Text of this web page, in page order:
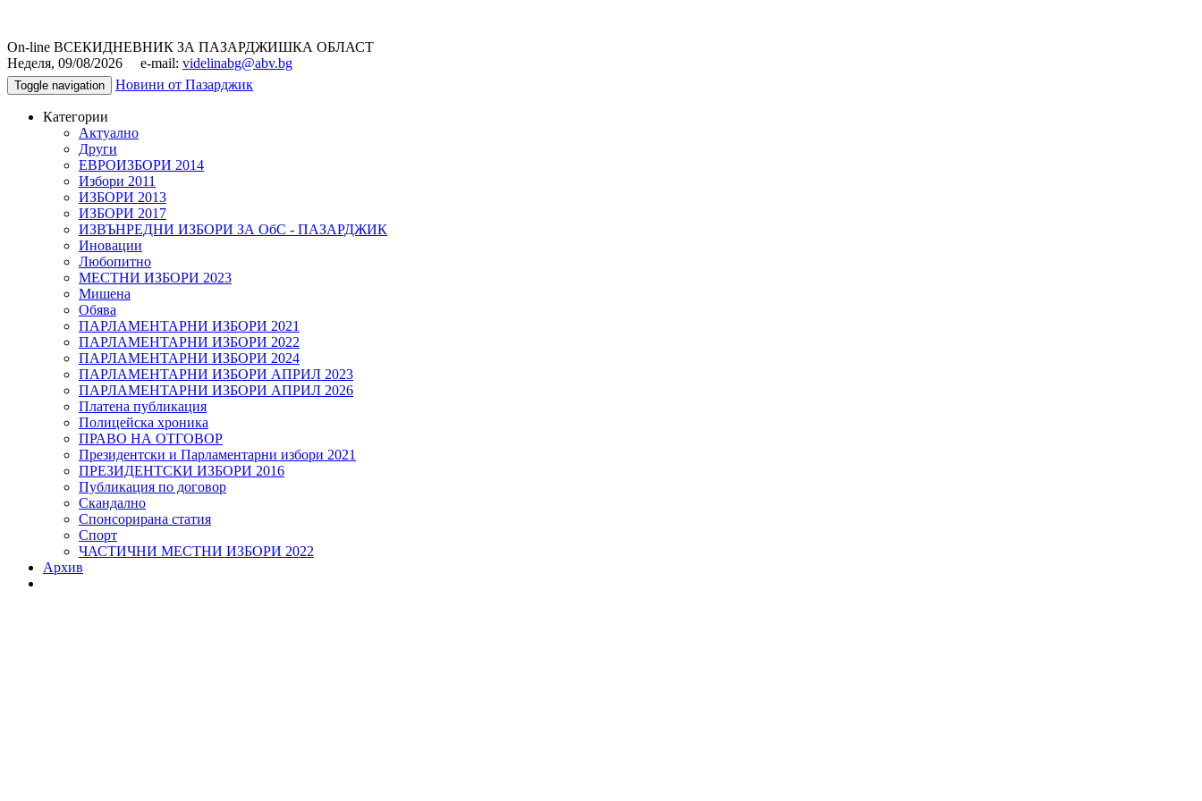
On-line ВСЕКИДНЕВНИК ЗА ПАЗАРДЖИШКА ОБЛАСТ
Неделя, 09/08/2026 e-mail: videlinabg@abv.bg
Toggle navigation Новини от Пазарджик
Категории
Актуално
Други
ЕВРОИЗБОРИ 2014
Избори 2011
ИЗБОРИ 2013
ИЗБОРИ 2017
ИЗВЪНРЕДНИ ИЗБОРИ ЗА ОбС - ПАЗАРДЖИК
Иновации
Любопитно
МЕСТНИ ИЗБОРИ 2023
Мишена
Обява
ПАРЛАМЕНТАРНИ ИЗБОРИ 2021
ПАРЛАМЕНТАРНИ ИЗБОРИ 2022
ПАРЛАМЕНТАРНИ ИЗБОРИ 2024
ПАРЛАМЕНТАРНИ ИЗБОРИ АПРИЛ 2023
ПАРЛАМЕНТАРНИ ИЗБОРИ АПРИЛ 2026
Платена публикация
Полицейска хроника
ПРАВО НА ОТГОВОР
Президентски и Парламентарни избори 2021
ПРЕЗИДЕНТСКИ ИЗБОРИ 2016
Публикация по договор
Скандално
Спонсорирана статия
Спорт
ЧАСТИЧНИ МЕСТНИ ИЗБОРИ 2022
Архив